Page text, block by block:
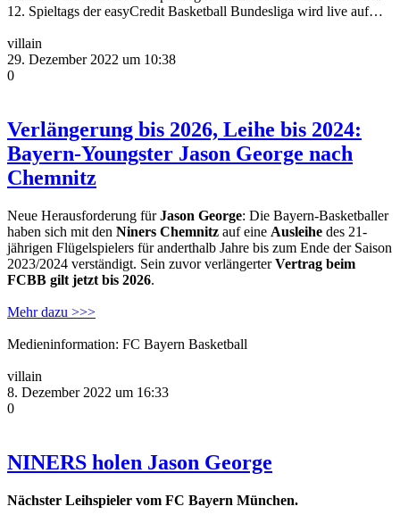
12. Spieltags der easyCredit Basketball Bundesliga wird live auf…
villain
29. Dezember 2022 um 10:38
0
Verlängerung bis 2026, Leihe bis 2024:
Bayern-Youngster Jason George nach
Chemnitz
Neue Herausforderung fürJason George: Die Bayern-Basketballer
haben sich mit den Niners Chemnitz auf eine Ausleihe des 21-
jährigen Flügelspielers für anderthalb Jahre bis zum Ende der Saison
2023/2024 verständigt. Sein zuvor verlängerterVertrag beim
FCBB gilt jetzt bis 2026.
Mehr dazu >>>
Medieninformation: FC Bayern Basketball
villain
8. Dezember 2022 um 16:33
0
NINERS holen Jason George
Nächster Leihspieler vom FC Bayern München.